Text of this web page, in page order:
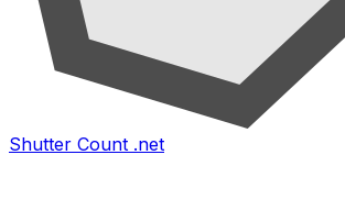
Shutter Count .net